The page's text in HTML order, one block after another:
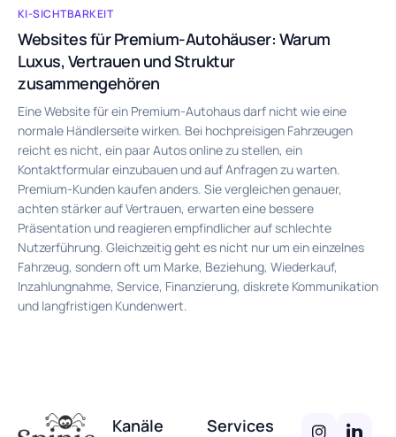
KI-SICHTBARKEIT
Websites für Premium-Autohäuser: Warum
Luxus, Vertrauen und Struktur
zusammengehören
Eine Website für ein Premium-Autohaus darf nicht wie eine
normale Händlerseite wirken. Bei hochpreisigen Fahrzeugen
reicht es nicht, ein paar Autos online zu stellen, ein
Kontaktformular einzubauen und auf Anfragen zu warten.
Premium-Kunden kaufen anders. Sie vergleichen genauer,
achten stärker auf Vertrauen, erwarten eine bessere
Präsentation und reagieren empfindlicher auf schlechte
Nutzerführung. Gleichzeitig geht es nicht nur um ein einzelnes
Fahrzeug, sondern oft um Marke, Beziehung, Wiederkauf,
Inzahlungnahme, Service, Finanzierung, diskrete Kommunikation
und langfristigen Kundenwert.
Kanäle Services